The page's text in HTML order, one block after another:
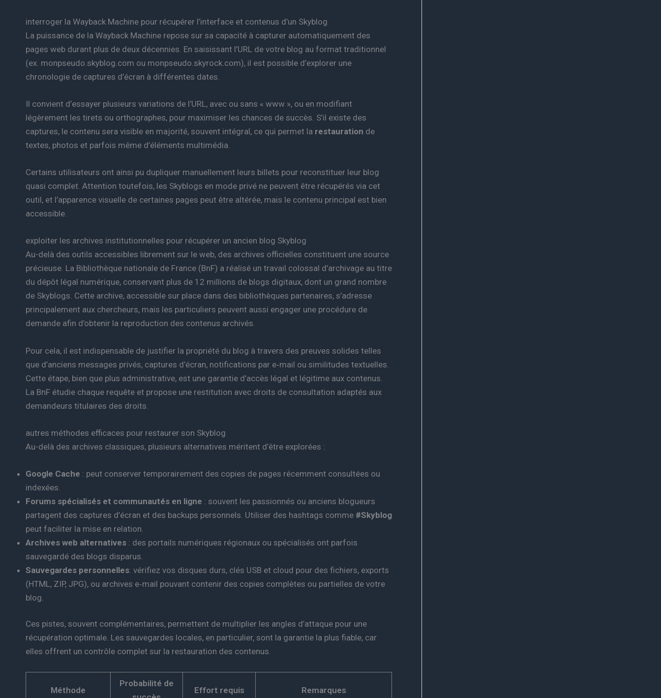
interroger la Wayback Machine pour récupérer l’interface et contenus d’un Skyblog
La puissance de la Wayback Machine repose sur sa capacité à capturer automatiquement des
pages web durant plus de deux décennies. En saisissant l’URL de votre blog au format traditionnel
(ex. monpseudo.skyblog.com ou monpseudo.skyrock.com), il est possible d’explorer une
chronologie de captures d’écran à différentes dates.
Il convient d’essayer plusieurs variations de l’URL, avec ou sans « www », ou en modifiant
légèrement les tirets ou orthographes, pour maximiser les chances de succès. S’il existe des
captures, le contenu sera visible en majorité, souvent intégral, ce qui permet la restauration de
textes, photos et parfois même d’éléments multimédia.
Certains utilisateurs ont ainsi pu dupliquer manuellement leurs billets pour reconstituer leur blog
quasi complet. Attention toutefois, les Skyblogs en mode privé ne peuvent être récupérés via cet
outil, et l’apparence visuelle de certaines pages peut être altérée, mais le contenu principal est bien
accessible.
exploiter les archives institutionnelles pour récupérer un ancien blog Skyblog
Au-delà des outils accessibles librement sur le web, des archives officielles constituent une source
précieuse. La Bibliothèque nationale de France (BnF) a réalisé un travail colossal d’archivage au titre
du dépôt légal numérique, conservant plus de 12 millions de blogs digitaux, dont un grand nombre
de Skyblogs. Cette archive, accessible sur place dans des bibliothèques partenaires, s’adresse
principalement aux chercheurs, mais les particuliers peuvent aussi engager une procédure de
demande afin d’obtenir la reproduction des contenus archivés.
Pour cela, il est indispensable de justifier la propriété du blog à travers des preuves solides telles
que d’anciens messages privés, captures d’écran, notifications par e‑mail ou similitudes textuelles.
Cette étape, bien que plus administrative, est une garantie d’accès légal et légitime aux contenus.
La BnF étudie chaque requête et propose une restitution avec droits de consultation adaptés aux
demandeurs titulaires des droits.
autres méthodes efficaces pour restaurer son Skyblog
Au-delà des archives classiques, plusieurs alternatives méritent d’être explorées :
Google Cache : peut conserver temporairement des copies de pages récemment consultées ou
indexées.
Forums spécialisés et communautés en ligne : souvent les passionnés ou anciens blogueurs
partagent des captures d’écran et des backups personnels. Utiliser des hashtags comme #Skyblog
peut faciliter la mise en relation.
Archives web alternatives : des portails numériques régionaux ou spécialisés ont parfois
sauvegardé des blogs disparus.
Sauvegardes personnelles: vérifiez vos disques durs, clés USB et cloud pour des fichiers, exports
(HTML, ZIP, JPG), ou archives e‑mail pouvant contenir des copies complètes ou partielles de votre
blog.
Ces pistes, souvent complémentaires, permettent de multiplier les angles d’attaque pour une
récupération optimale. Les sauvegardes locales, en particulier, sont la garantie la plus fiable, car
elles offrent un contrôle complet sur la restauration des contenus.
Méthode
Probabilité de
Effort requis Remarques